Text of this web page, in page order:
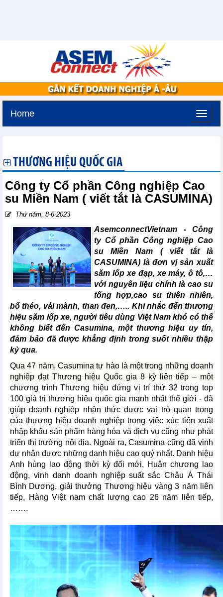
Home
THƯƠNG HIỆU QUỐC GIA
Công ty Cổ phần Công nghiệp Cao
su Miền Nam ( viết tắt là CASUMINA)
Thứ năm, 8-6-2023
AsemconnectVietnam - Công
ty Cổ phần Công nghiệp Cao
su Miền Nam ( viết tắt là
CASUMINA) là đơn vị sản xuất
săm lốp xe đạp, xe máy, ô tô,…
với nguyên liệu chính là cao su
tổng hợp,cao su thiên nhiên,
bố théo, vải mành, than đen,….. Khi nhắc đến thương
hiệu săm lốp xe, người tiêu dùng Việt Nam khó có thể
không biết đến Casumina, một thương hiệu uy tín,
đảm bảo đã được khẳng định trong suốt nhiều thập
kỷ qua.
Qua 47 năm, Casumina tự hào là một trong những doanh
nghiệp đạt Thương hiệu Quốc gia 8 kỳ liên tiếp – một
chương trình Thương hiệu đứng vị trí thứ 32 trong top
100 giá trị thương hiệu quốc gia mạnh nhất thế giới - đã
giúp doanh nghiệp nhận thức được vai trò quan trọng
của thương hiệu doanh nghiệp trong việc xúc tiến xuất
nhập khẩu sản phẩm hàng hóa và dịch vụ cũng như phát
triển thị trường nội địa. Ngoài ra, Casumina cũng đã vinh
dự nhận được những danh hiệu cao quý nhất. Danh hiệu
Anh hùng lao động thời kỳ đổi mới, Huân chương lao
động, vinh danh doanh nghiệp suất sắc Châu Á Thái
Bình Dương, giải thưởng Thương hiệu vàng 3 năm liên
tiếp, Hàng Việt nam chất lượng cao 26 năm liên tiếp,
…….